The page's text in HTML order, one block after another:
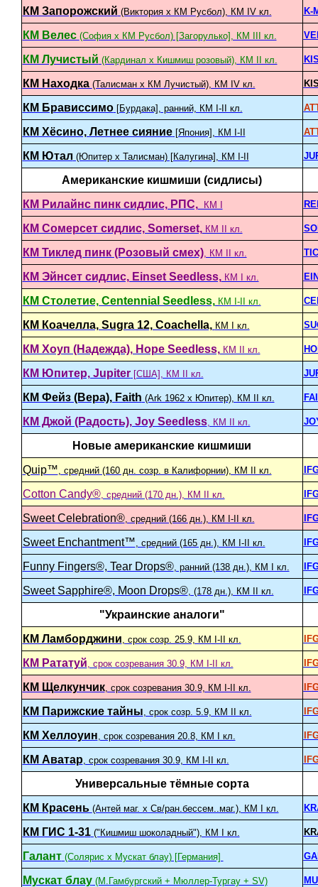
КМ Запорожский (Виктория x КМ Русбол), КМ IV кл. K-
КМ Велес (София x КМ Русбол) [Загорулько], КМ III кл.
КМ Лучистый (Кардинал x Кишмиш розовый), КМ II кл.
КМ Находка (Талисман х КМ Лучистый), КМ IV кл.
КМ Брависсимо[Бурдака], ранний, КМ I-II кл.
КМ Хёсино, Летнее сияние[Япония], КМ I-II
КМ Ютал (Юпитер х Талисман) [Калугина], КМ I-II
Американские кишмиши (сидлисы)
КМ Рилайнс пинк сидлис, РПС,КМ I
КМ Сомерсет сидлис, Somerset,КМ II кл.
КМ Тиклед пинк (Розовый смех), КМ II кл.
КМ Эйнсет сидлис, Einset Seedless,КМ I кл.
КМ Столетие, Centennial Seedless,КМ I-II кл.
КМ Коачелла, Sugra 12, Coachella, КМ I кл.
КМ Хоуп (Надежда), Hope Seedless,КМ II кл.
КМ Юпитер, Jupiter[США], КМ II кл.
КМ Фейз (Вера), Faith (Ark 1962 х Юпитер), КМ II кл.
КМ Джой (Радость), Joy Seedless, КМ II кл.
Новые американские кишмиши
Quip™ , средний (160 дн. созр. в Калифорнии), КМ II кл.
Cotton Candy®, средний (170 дн.), КМ II кл.
Sweet Celebration®, средний (166 дн.), КМ I-II кл.
Sweet Enchantment™ , средний (165 дн.), КМ I-II кл.
Funny Fingers®, Tear Drops®, ранний (138 дн.), КМ I кл.
Sweet Sapphire®, Moon Drops®, (178 дн.), КМ II кл.
"Украинские аналоги"
КМ Ламборджини , срок созр. 25.9, КМ I-II кл.
КМ Рататуй , срок созревания 30.9, КМ I-II кл.
КМ Щелкунчик, срок созревания 30.9, КМ I-II кл.
КМ Парижские тайны , срок созр. 5.9, КМ II кл.
КМ Хеллоуин , срок созревания 20.8, КМ I кл.
КМ Аватар, срок созревания 30.9, КМ I-II кл.
Универсальные тёмные сорта
КМ Красень (Антей маг. х Св/ран.бессем..маг.), КМ I кл.
КМ ГИС 1-31("Кишмиш шоколадный"), КМ I кл.
Галант(Солярис x Мускат блау) [Германия]
Мускат блау(М.Гамбургский + Мюллер-Тургау + SV)